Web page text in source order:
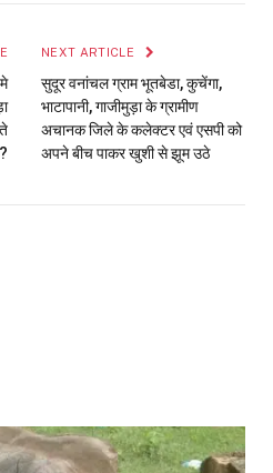
NEXT ARTICLE
सुदूर वनांचल ग्राम भूतबेडा, कुचेंगा,
भाटापानी, गाजीमुड़ा के ग्रामीण
अचानक जिले के कलेक्टर एवं एसपी को
अपने बीच पाकर खुशी से झूम उठे